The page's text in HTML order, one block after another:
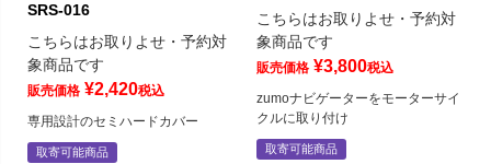
SRS-016
こちらはお取りよせ・予約対
象商品です
販売価格 ¥2,420税込
専用設計のセミハードカバー
取寄可能商品
こちらはお取りよせ・予約対
象商品です
販売価格 ¥3,800税込
zumoナビゲーターをモーターサイ
クルに取り付け
取寄可能商品